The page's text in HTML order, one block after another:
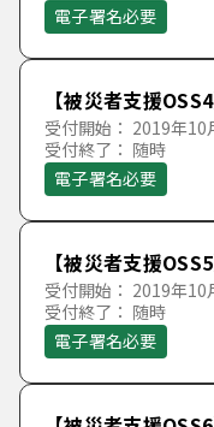
電子署名必要
【被災者支援
受付開始： 2019年
受付終了： 随時
電子署名必要
【被災者支援
受付開始： 2019年
受付終了： 随時
電子署名必要